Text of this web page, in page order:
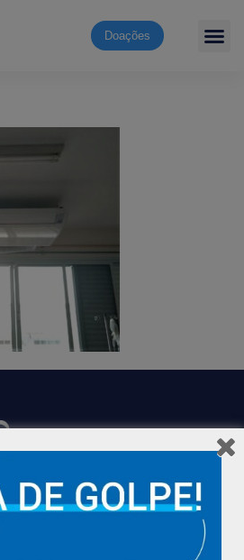
Doações
mais de 50 anos cuidando da saúde
e compromisso com a vida em